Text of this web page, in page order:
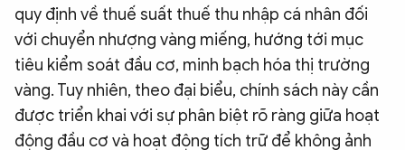
quy định về thuế suất thuế thu nhập cá nhân đối
với chuyển nhượng vàng miếng, hướng tới mục
tiêu kiểm soát đầu cơ, minh bạch hóa thị trường
vàng. Tuy nhiên, theo đại biểu, chính sách này cần
được triển khai với sự phân biệt rõ ràng giữa hoạt
động đầu cơ và hoạt động tích trữ để không ảnh